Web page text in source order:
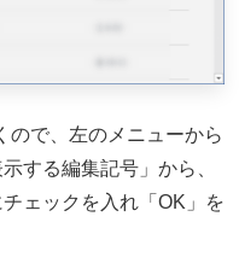
ので、左のメニューから
する編集記号」から、
ェックを入れ「OK」を